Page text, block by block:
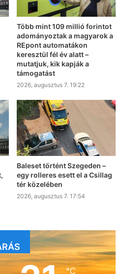
Több mint 109 millió forintot
adományoztak a magyarok a
REpont automatákon
keresztül fél év alatt –
mutatjuk, kik kapják a
támogatást
2026, augusztus 7. 19:22
Baleset történt Szegeden –
egy rolleres esett el a Csillag
tér közelében
2026, augusztus 7. 17:54
℃